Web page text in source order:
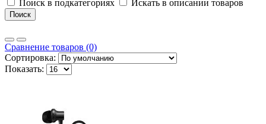
Поиск в подкатегориях Искать в описании товаров
Сравнение товаров (0)
Сортировка:
Показать: